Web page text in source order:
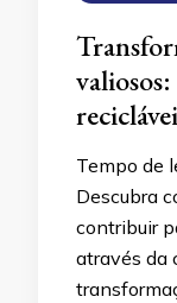
Tempo de
Descubra
contribuir
através da